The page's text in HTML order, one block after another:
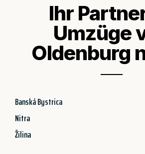
Ihr
Umzüge
Oldenburg
Banská Bystrica
Nitra
Žilina